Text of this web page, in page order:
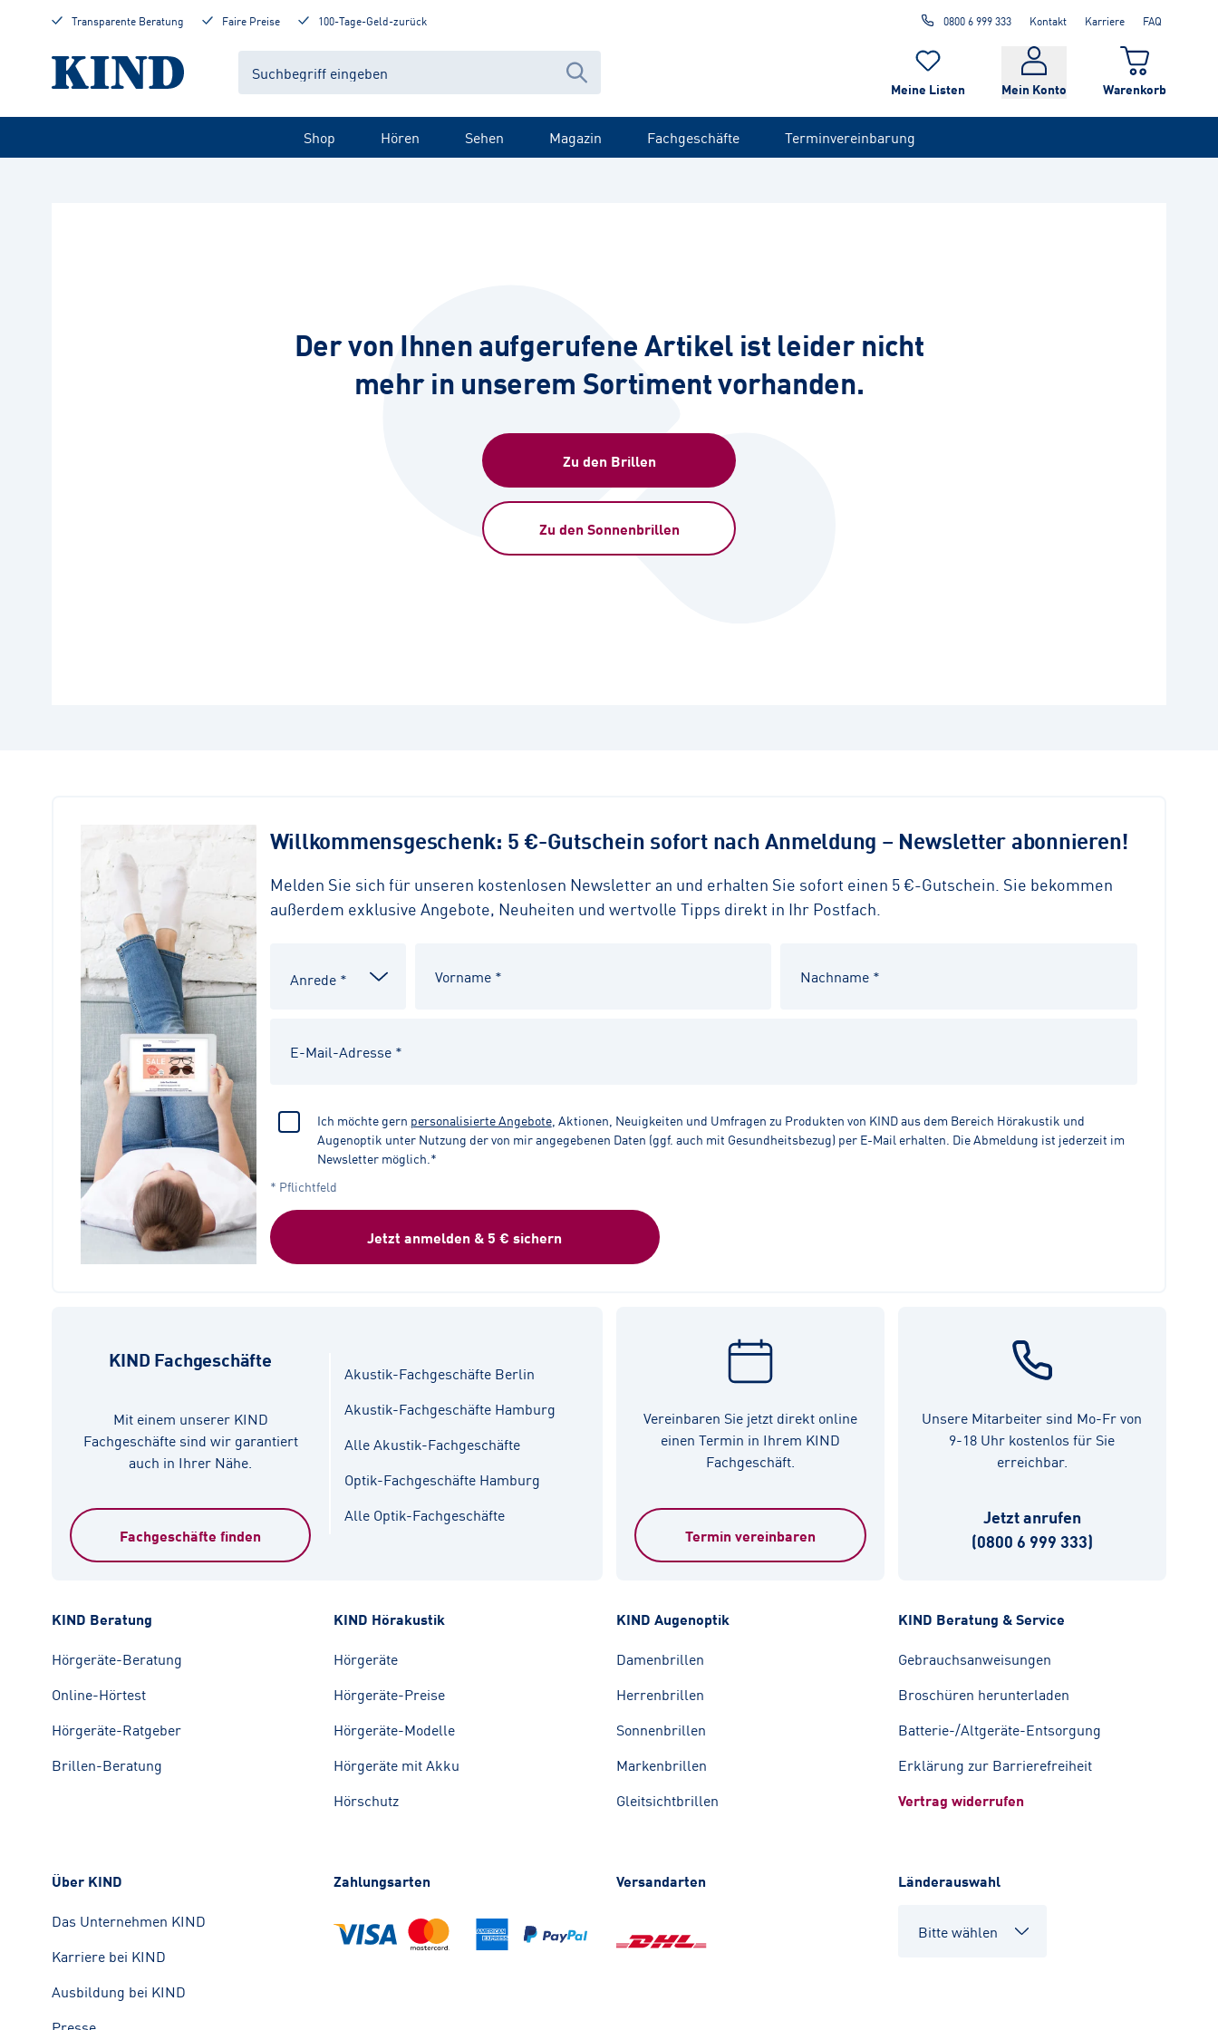
Transparente Beratung Faire Preise 100-Tage-Geld-zurück 0800 6 999 333 Kontakt Karriere FAQ
Meine Listen Mein Konto Warenkorb
Shop Hören Sehen Magazin Fachgeschäfte Terminvereinbarung
Der von Ihnen aufgerufene Artikel ist leider nicht
mehr in unserem Sortiment vorhanden.
Zu den Brillen
Zu den Sonnenbrillen
Willkommensgeschenk: 5 €-Gutschein sofort nach Anmeldung – Newsletter abonnieren!
Melden Sie sich für unseren kostenlosen Newsletter an und erhalten Sie sofort einen 5 €-Gutschein. Sie bekommen
außerdem exklusive Angebote, Neuheiten und wertvolle Tipps direkt in Ihr Postfach.
Ich möchte gern personalisierte Angebote, Aktionen, Neuigkeiten und Umfragen zu Produkten von KIND aus dem Bereich Hörakustik und
Augenoptik unter Nutzung der von mir angegebenen Daten (ggf. auch mit Gesundheitsbezug) per E-Mail erhalten. Die Abmeldung ist jederzeit im
Newsletter möglich.*
* Pflichtfeld
Jetzt anmelden & 5 € sichern
KIND Fachgeschäfte
Mit einem unserer KIND
Fachgeschäfte sind wir garantiert
auch in Ihrer Nähe.
Akustik-Fachgeschäfte Berlin
Akustik-Fachgeschäfte Hamburg
Alle Akustik-Fachgeschäfte
Optik-Fachgeschäfte Hamburg
Alle Optik-Fachgeschäfte
Fachgeschäfte finden
Vereinbaren Sie jetzt direkt online
einen Termin in Ihrem KIND
Fachgeschäft.
Termin vereinbaren
Unsere Mitarbeiter sind Mo-Fr von
9-18 Uhr kostenlos für Sie
erreichbar.
Jetzt anrufen
(0800 6 999 333)
KIND Beratung
Hörgeräte-Beratung
Online-Hörtest
Hörgeräte-Ratgeber
Brillen-Beratung
KIND Hörakustik
Hörgeräte
Hörgeräte-Preise
Hörgeräte-Modelle
Hörgeräte mit Akku
Hörschutz
KIND Augenoptik
Damenbrillen
Herrenbrillen
Sonnenbrillen
Markenbrillen
Gleitsichtbrillen
KIND Beratung & Service
Gebrauchsanweisungen
Broschüren herunterladen
Batterie-/Altgeräte-Entsorgung
Erklärung zur Barrierefreiheit
Vertrag widerrufen
Über KIND
Das Unternehmen KIND
Karriere bei KIND
Ausbildung bei KIND
Zahlungsarten Versandarten Länderauswahl